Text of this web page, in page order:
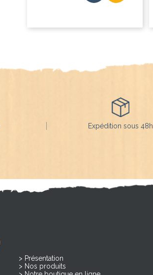
Expédition sous 48h
Présentation
Nos produits